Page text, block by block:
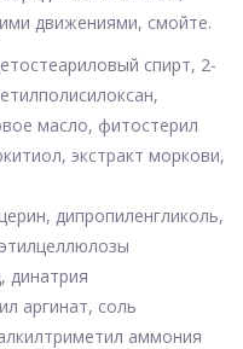
движениями, смойте.
спирт, 2-
масло, фитостерил
экстракт моркови,
дипропиленгликоль,
динатрия
аргинат, соль
аммония